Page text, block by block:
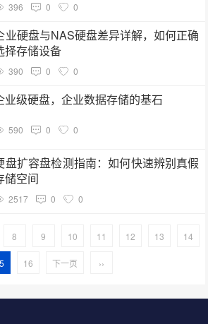
396 0 0
业硬盘与NAS硬盘差异详解，如何正确
择存储设备
390 0 0
业级硬盘，企业数据存储的基石
590 0 0
盘扩容盘检测指南：如何快速辨别真假
储空间
2517 0 0
8 9 10 11 12 13 14
16 下一页 ››